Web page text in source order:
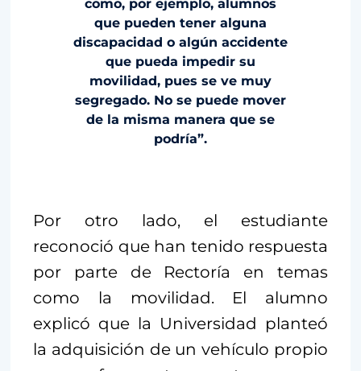
como, por ejemplo, alumnos
que pueden tener alguna
discapacidad o algún accidente
que pueda impedir su
movilidad, pues se ve muy
segregado. No se puede mover
de la misma manera que se
podría”.
Por otro lado, el estudiante
reconoció que han tenido respuesta
por parte de Rectoría en temas
como la movilidad. El alumno
explicó que la Universidad planteó
la adquisición de un vehículo propio